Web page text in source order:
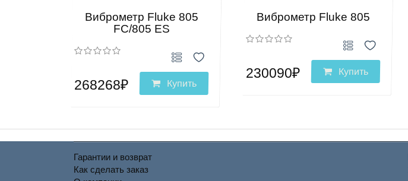
Виброметр Fluke 805
FC/805 ES
268268₽ Купить
Виброметр Fluke 805
230090₽ Купить
Гарантии и возврат
Как сделать заказ